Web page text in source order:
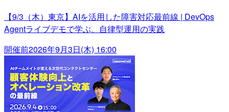
【9/3（木）東京】AIを活用した障害対応最前線 | DevOps
Agentライブデモで学ぶ、自律型運用の実践
開催前2026年9月3日(木) 16:00